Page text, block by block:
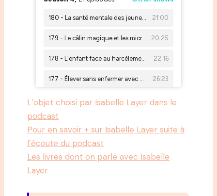
L’objet choisi par Isabelle Layer dans le
podcast
Pour en savoir + sur Isabelle Layer suite à
l’écoute du podcast
Les livres dont on parle avec Isabelle
Layer